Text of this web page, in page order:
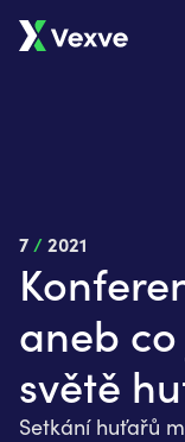
7 /2021
aneb
světě
Setkání huťařů